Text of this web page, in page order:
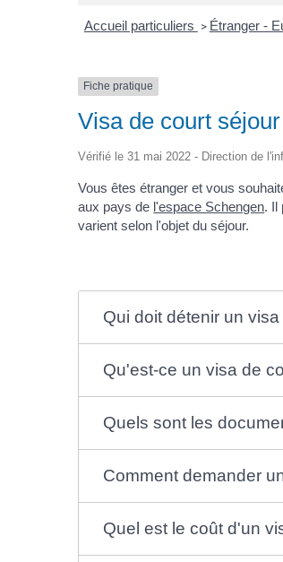
Accueil particuliers > Étranger -
Fiche pratique
Visa de court
Vérifié le 31 mai 2022 - Direction de
Vous êtes étranger et vous
aux pays de l'espace Schengen. Il
varient selon l'objet du séjour.
Qui doit détenir un
Qu'est-ce un visa de
Quels sont les
Comment demander
Quel est le coût d'un